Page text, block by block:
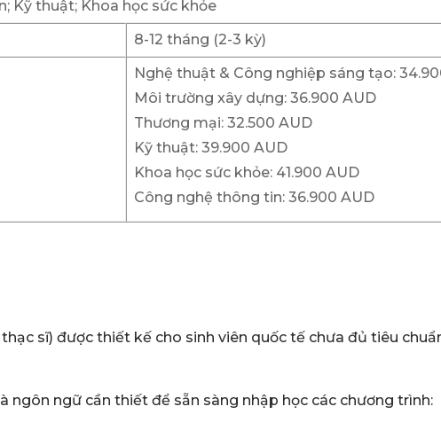
Kỹ thuật; Khoa học sức khỏe
8-12 tháng (2-3 kỳ)
Nghệ thuật & Công nghiệp sáng tạo:
Môi trường xây dựng: 36.900 AUD
Thương mại: 32.500 AUD
Kỹ thuật: 39.900 AUD
Khoa học sức khỏe: 41.900 AUD
Công nghệ thông tin: 36.900 AUD
sĩ) được thiết kế cho sinh viên quốc tế chưa đủ tiêu
ngữ cần thiết để sẵn sàng nhập học các chương trình: